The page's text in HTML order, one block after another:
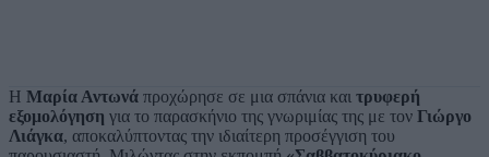
Η Μαρία Αντωνά προχώρησε σε μια σπάνια και τρυφερή
εξομολόγηση για το παρασκήνιο της γνωριμίας της με τον Γιώργο
Λιάγκα, αποκαλύπτοντας την ιδιαίτερη προσέγγιση του